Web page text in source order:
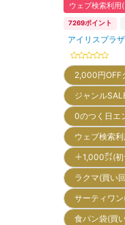
ウェブ検索利用
7269ポイント
アイリスプラ
2,000円OFF
ジャンル
0のつく日
ウェブ検索
＋1,000㌽(
ラクマ(買い
サーティワ
食パン袋(買